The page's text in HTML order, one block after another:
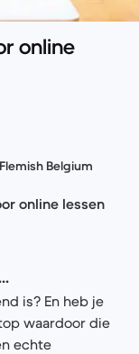
online
Belgium
online lessen
is? En heb je
waardoor die
echte